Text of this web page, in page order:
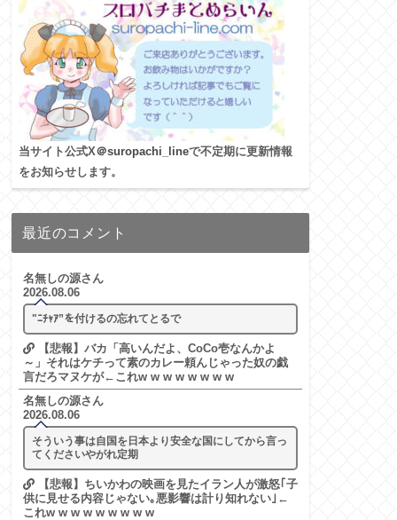
当サイト公式X＠suropachi_lineで不定期に更新情報
をお知らせします。
最近のコメント
名無しの源さん
2026.08.06
"ﾆﾁｬｱ”を付けるの忘れてとるで
【悲報】バカ「高いんだよ、CoCo壱なんかよ
～」それはケチって素のカレー頼んじゃった奴の戯
言だろマヌケが←これw w w w w w w w
名無しの源さん
2026.08.06
そういう事は自国を日本より安全な国にしてから言っ
てくださいやがれ定期
【悲報】ちいかわの映画を見たイラン人が激怒｢子
供に見せる内容じゃない｡悪影響は計り知れない｣←
これw w w w w w w w w